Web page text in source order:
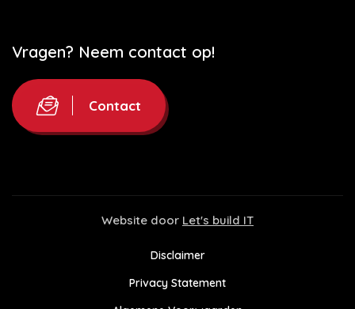
Vragen? Neem contact op!
Contact
Website door Let's build IT
Disclaimer
Privacy Statement